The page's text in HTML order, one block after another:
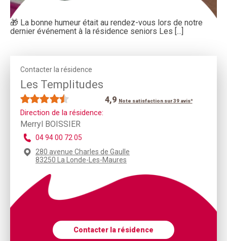
🎁 La bonne humeur était au rendez-vous lors de notre
dernier événement à la résidence seniors Les [...]
Contacter la résidence
Les Templitudes
4,9 Note satisfaction sur 39 avis*
Direction de la résidence:
Merryl BOISSIER
04 94 00 72 05
280 avenue Charles de Gaulle
83250 La Londe-Les-Maures
Contacter la résidence